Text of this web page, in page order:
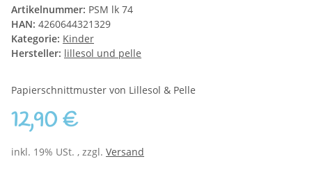
Artikelnummer: PSM lk 74
HAN: 4260644321329
Kategorie: Kinder
Hersteller: lillesol und pelle
Papierschnittmuster von Lillesol & Pelle
12,90 €
inkl. 19% USt. , zzgl. Versand